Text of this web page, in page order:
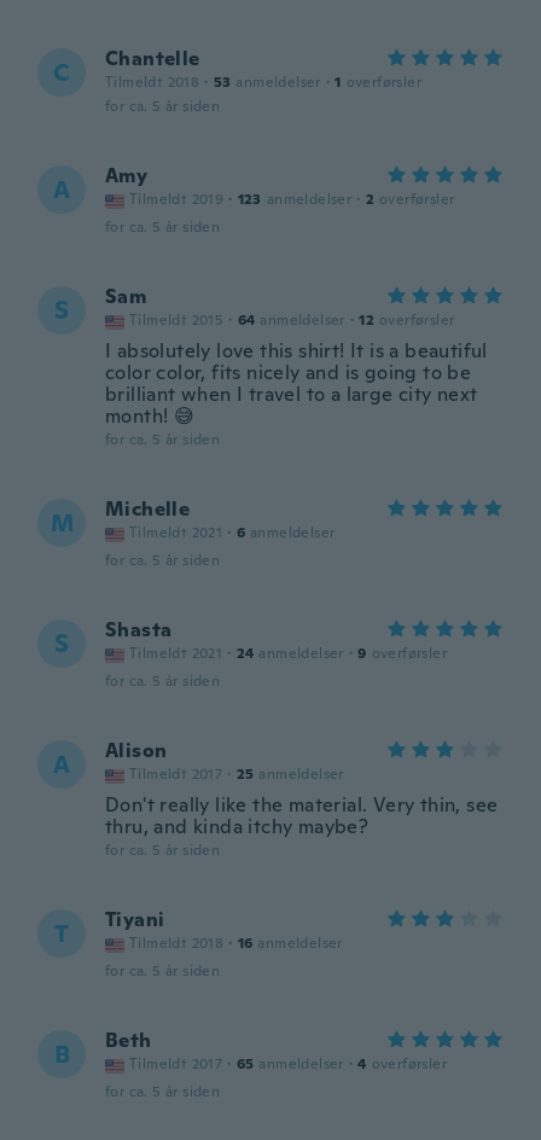
C Chantelle
Tilmeldt 2018 · 53 anmeldelser · 1 overførsler
for ca. 5 år siden
A Amy
Tilmeldt 2019 · 123 anmeldelser · 2 overførsler
for ca. 5 år siden
S Sam
Tilmeldt 2015 · 64 anmeldelser · 12 overførsler
I absolutely love this shirt! It is a beautiful
color color, fits nicely and is going to be
brilliant when I travel to a large city next
month! 😅
for ca. 5 år siden
M Michelle
Tilmeldt 2021 · 6 anmeldelser
for ca. 5 år siden
S Shasta
Tilmeldt 2021 · 24 anmeldelser · 9 overførsler
for ca. 5 år siden
A Alison
Tilmeldt 2017 · 25 anmeldelser
Don't really like the material. Very thin, see
thru, and kinda itchy maybe?
for ca. 5 år siden
T Tiyani
Tilmeldt 2018 · 16 anmeldelser
for ca. 5 år siden
B Beth
Tilmeldt 2017 · 65 anmeldelser · 4 overførsler
for ca. 5 år siden